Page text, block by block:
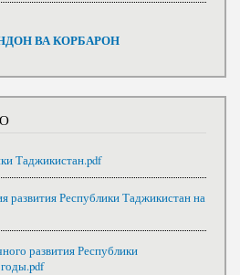
ВА КОРБАРОН
Таджикистан.pdf
развития Республики Таджикистан на
развития Республики